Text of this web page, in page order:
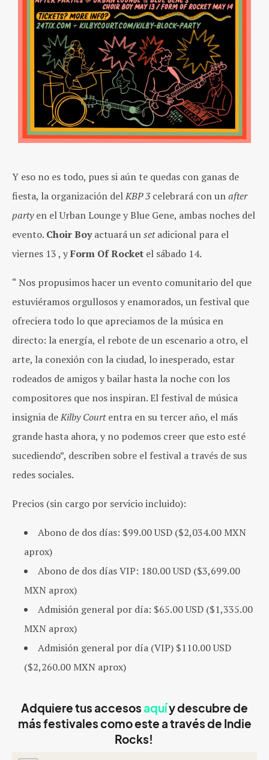
Y eso no es todo, pues si aún te quedas con ganas de
fiesta, la organización delKBP 3celebrará con unafter
partyen el Urban Lounge y Blue Gene, ambas noches del
evento. Choir Boyactuará unsetadicional para el
viernes 13 , yForm Of Rocket el sábado 14.
“ Nos propusimos hacer un evento comunitario del que
estuviéramos orgullosos y enamorados, un festival que
ofreciera todo lo que apreciamos de la música en
directo: la energía, el rebote de un escenario a otro, el
arte, la conexión con la ciudad, lo inesperado, estar
rodeados de amigos y bailar hasta la noche con los
compositores que nos inspiran. El festival de música
insignia deKilby Courtentra en su tercer año, el más
grande hasta ahora, y no podemos creer que esto esté
sucediendo”, describen sobre el festival a través de sus
redes sociales.
Precios (sin cargo por servicio incluido):
Abono de dos días: $99.00 USD ($2,034.00 MXN
aprox)
Abono de dos días VIP: 180.00 USD ($3,699.00
MXN aprox)
Admisión general por día: $65.00 USD ($1,335.00
MXN aprox)
Admisión general por día (VIP) $110.00 USD
($2,260.00 MXN aprox)
Adquiere tus accesosaquíy descubre de
más festivales como este a través de Indie
Rocks!